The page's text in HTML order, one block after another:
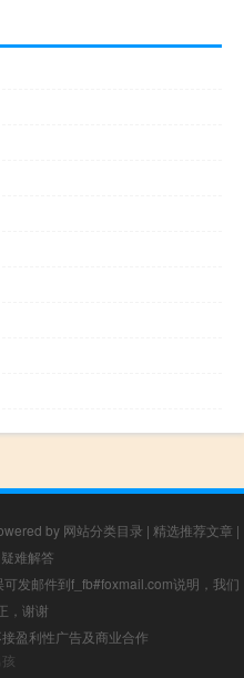
by 网站分类目录 | 精选推荐文章 |
疑难解答
发邮件到f_fb#foxmail.com说明，我们
，谢谢
盈利性广告及商业合作